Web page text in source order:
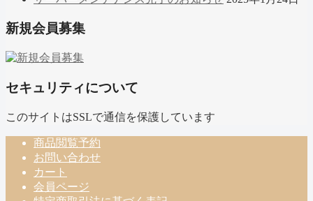
新規会員募集
セキュリティについて
このサイトはSSLで通信を保護しています
商品閲覧予約
お問い合わせ
カート
会員ページ